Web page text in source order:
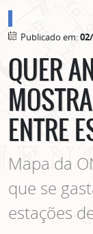
Publicado em:
QUER
ENTRE
Mapa da
que se
estações